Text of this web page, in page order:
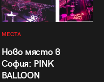
МЕСТА
Ново място в
София: PINK
BALLOON